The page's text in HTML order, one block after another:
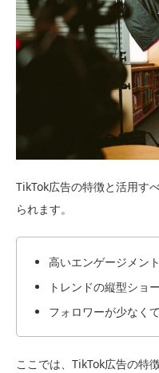
TikTok広告の特徴と活用す
られます。
高いエンゲージメン
トレンドの縦型ショ
フォロワーが少なく
ここでは、TikTok広告の特